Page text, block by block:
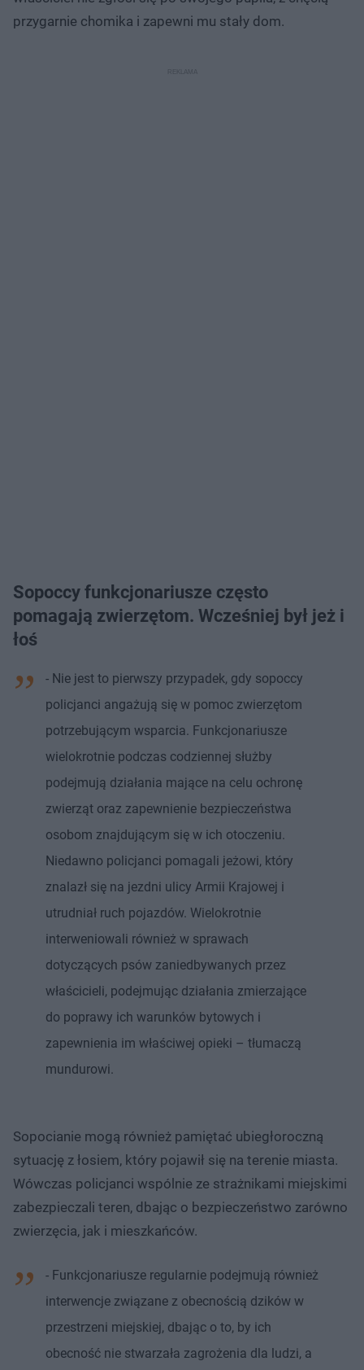
przygarnie chomika i zapewni mu stały dom.
Sopoccy funkcjonariusze często
pomagają zwierzętom. Wcześniej był jeż i
łoś
- Nie jest to pierwszy przypadek, gdy sopoccy
policjanci angażują się w pomoc zwierzętom
potrzebującym wsparcia. Funkcjonariusze
wielokrotnie podczas codziennej służby
podejmują działania mające na celu ochronę
zwierząt oraz zapewnienie bezpieczeństwa
osobom znajdującym się w ich otoczeniu.
Niedawno policjanci pomagali jeżowi, który
znalazł się na jezdni ulicy Armii Krajowej i
utrudniał ruch pojazdów. Wielokrotnie
interweniowali również w sprawach
dotyczących psów zaniedbywanych przez
właścicieli, podejmując działania zmierzające
do poprawy ich warunków bytowych i
zapewnienia im właściwej opieki – tłumaczą
mundurowi.
Sopocianie mogą również pamiętać ubiegłoroczną
sytuację z łosiem, który pojawił się na terenie miasta.
Wówczas policjanci wspólnie ze strażnikami miejskimi
zabezpieczali teren, dbając o bezpieczeństwo zarówno
zwierzęcia, jak i mieszkańców.
- Funkcjonariusze regularnie podejmują również
interwencje związane z obecnością dzików w
przestrzeni miejskiej, dbając o to, by ich
obecność nie stwarzała zagrożenia dla ludzi, a